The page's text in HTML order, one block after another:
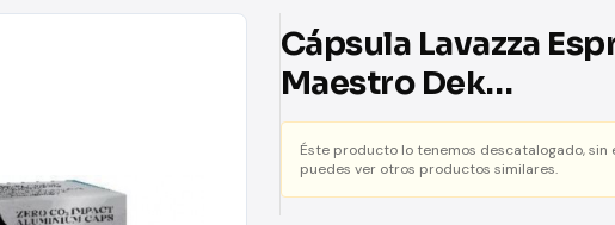
Cápsula Lavazza
Maestro Dek
Descafeinado para
cafeteras
de 10
Éste producto lo tenemos descatalogado, sin
puedes ver otros productos similares.